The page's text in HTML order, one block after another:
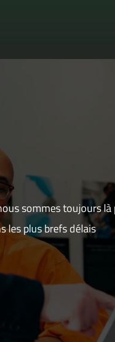
sommes toujours là
les plus brefs délais